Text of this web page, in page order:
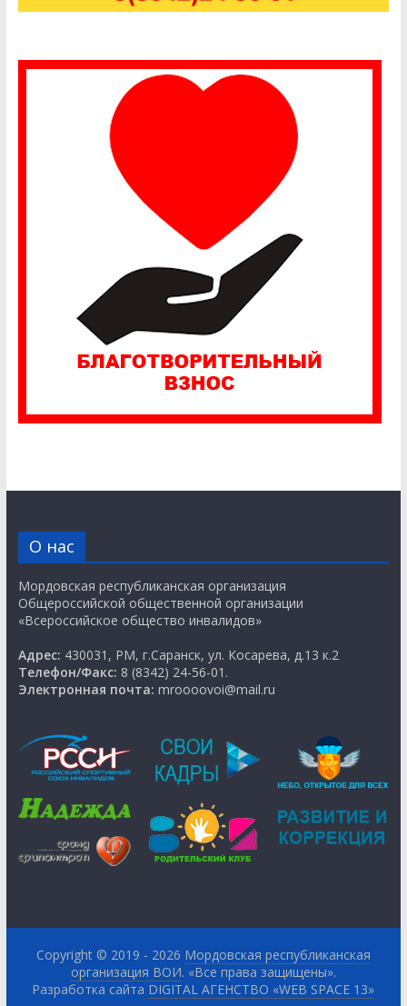
О нас
Мордовская республиканская организация
Общероссийской общественной организации
«Всероссийское общество инвалидов»
Адрес: 430031, РМ, г.Саранск, ул. Косарева, д.13 к.2
Телефон/Факс: 8 (8342) 24-56-01.
Электронная почта: mroooovoi@mail.ru
Copyright © 2019 - 2026 Мордовская республиканская
организация ВОИ. «Все права защищены».
Разработка сайта DIGITAL АГЕНСТВО «WEB SPACE 13»